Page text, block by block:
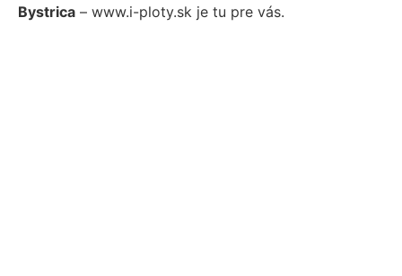
Bystrica – www.i-ploty.sk je tu pre vás.